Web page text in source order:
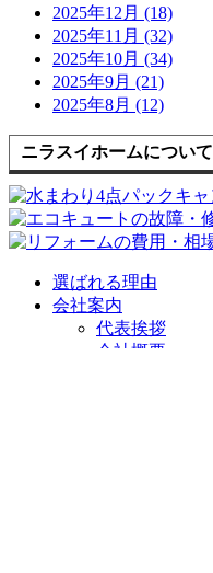
2025年12月 (18)
2025年11月 (32)
2025年10月 (34)
2025年9月 (21)
2025年8月 (12)
ニラスイホームについて
選ばれる理由
会社案内
代表挨拶
会社概要